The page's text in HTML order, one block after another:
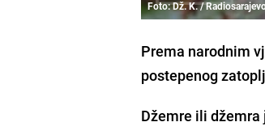
Foto: Dž. K. /
Prema narodnim
postepenog
Džemre ili džemra